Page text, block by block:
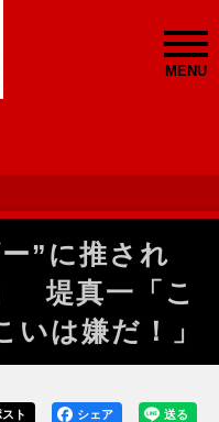
MENU
”に推され
堤真一「こ
は嫌だ！」
送る
シェア
スト